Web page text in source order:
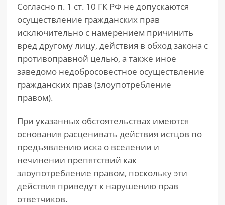
Согласно п. 1 ст. 10 ГК РФ не допускаются
осуществление гражданских прав
исключительно с намерением причинить
вред другому лицу, действия в обход закона с
противоправной целью, а также иное
заведомо недобросовестное осуществление
гражданских прав (злоупотребление
правом).
При указанных обстоятельствах имеются
основания расценивать действия истцов по
предъявлению иска о вселении и
нечинении препятствий как
злоупотребление правом, поскольку эти
действия приведут к нарушению прав
ответчиков.